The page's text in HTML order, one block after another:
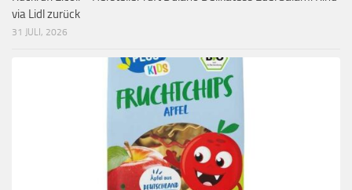
via Lidl zurück
31 JULI, 2026